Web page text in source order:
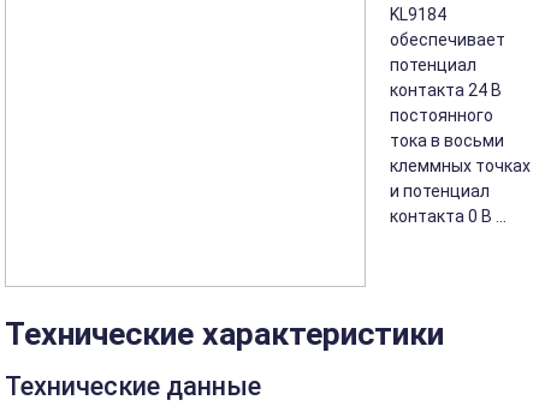
KL9184
обеспечивает
потенциал
контакта 24 В
постоянного
тока в восьми
клеммных точках
и потенциал
контакта 0 В ...
Технические характеристики
Технические данные